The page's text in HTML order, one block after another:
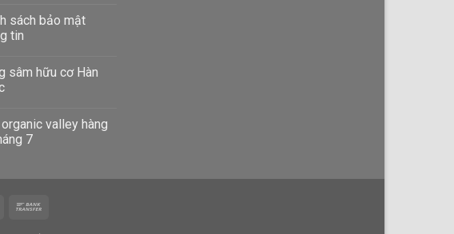
sách bảo mật
tin
sâm hữu cơ Hàn
valley hàng
7